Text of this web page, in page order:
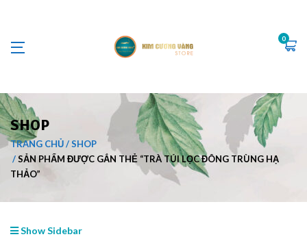
0
SHOP
TRANG CHỦ
SHOP
SẢN PHẨM ĐƯỢC GẮN THẺ “TRÀ TÚI LỌC ĐÔNG TRÙNG HẠ
THẢO”
Show Sidebar